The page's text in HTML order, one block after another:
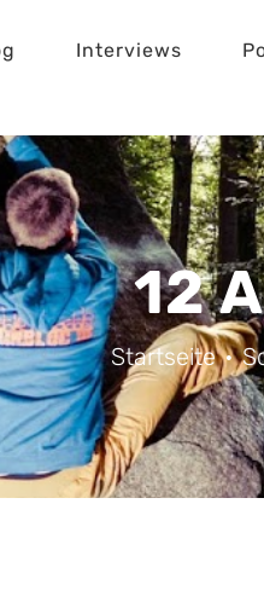
Interviews
12
Startseite